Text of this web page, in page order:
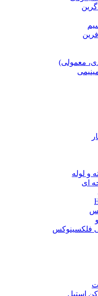
معمولی)
و لوله
ای
فلکسینوکس